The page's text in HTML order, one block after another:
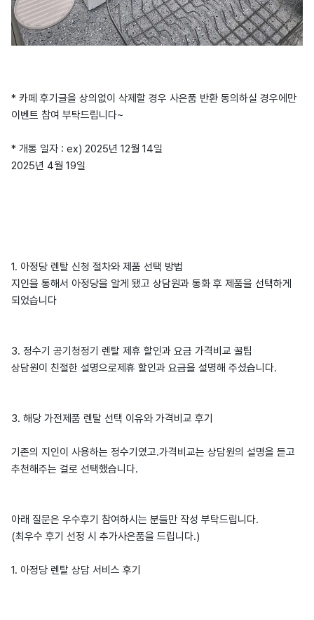
* 카페 후기글을 상의없이 삭제할 경우 사은품 반환 동의하실 경우에만
이벤트 참여 부탁드립니다~
* 개통 일자 : ex) 2025년 12월 14일
2025년 4월 19일
1. 아정당 렌탈 신청 절차와 제품 선택 방법
지인을 통해서 아정당을 알게 됐고 상담원과 통화 후 제품을 선택하게
되었습니다
3. 정수기 공기청정기 렌탈 제휴 할인과 요금 가격비교 꿀팁
상담원이 친절한 설명으로제휴 할인과 요금을 설명해 주셨습니다.
3. 해당 가전제품 렌탈 선택 이유와 가격비교 후기
기존의 지인이 사용하는 정수기였고.가격비교는 상담원의 설명을 듣고
추천해주는 걸로 선택했습니다.
아래 질문은 우수후기 참여하시는 분들만 작성 부탁드립니다.
(최우수 후기 선정 시 추가사은품을 드립니다.)
1. 아정당 렌탈 상담 서비스 후기